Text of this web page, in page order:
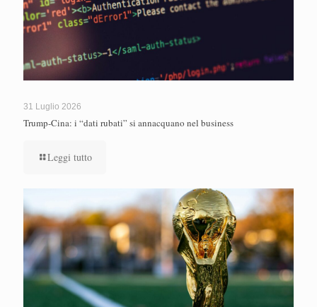
31 Luglio 2026
Trump-Cina: i “dati rubati” si annacquano nel business
Leggi tutto